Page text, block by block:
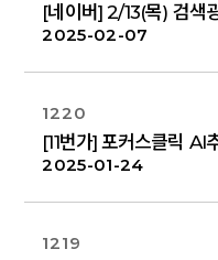
2025-02-07
1220
2025-01-24
1219